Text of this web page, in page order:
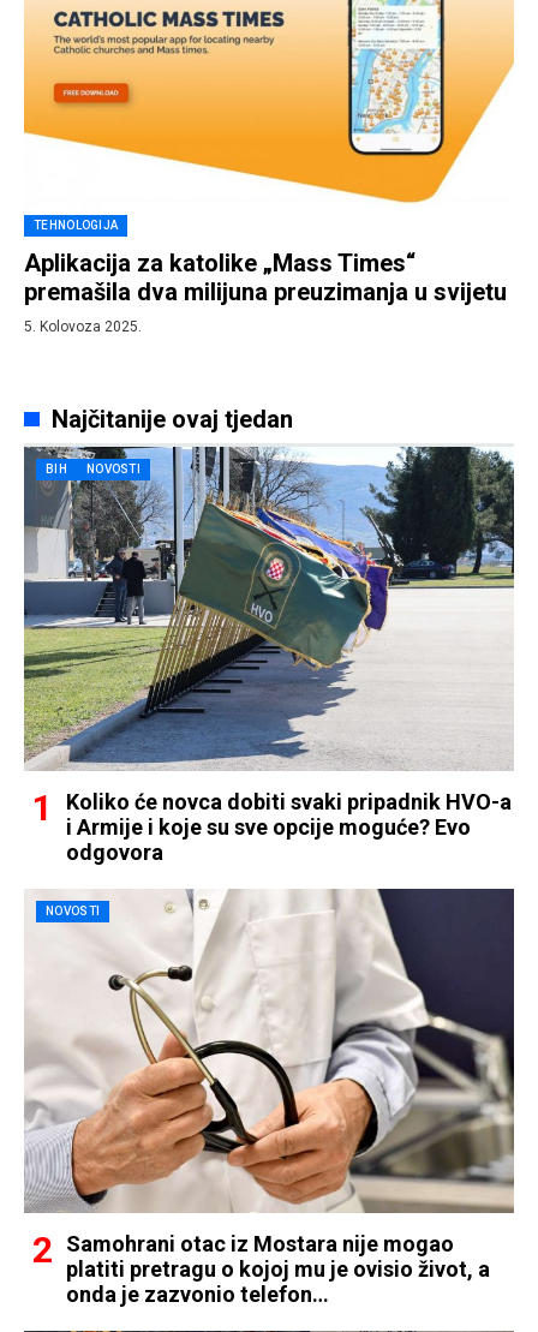
TEHNOLOGIJA
Aplikacija za katolike „Mass Times“
premašila dva milijuna preuzimanja u svijetu
5. Kolovoza 2025.
Najčitanije ovaj tjedan
BIH NOVOSTI
Koliko će novca dobiti svaki pripadnik HVO-a
i Armije i koje su sve opcije moguće? Evo
odgovora
NOVOSTI
Samohrani otac iz Mostara nije mogao
platiti pretragu o kojoj mu je ovisio život, a
onda je zazvonio telefon…